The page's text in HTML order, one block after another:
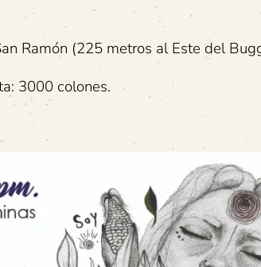
Ramón (225 metros al Este del
3000 colones.